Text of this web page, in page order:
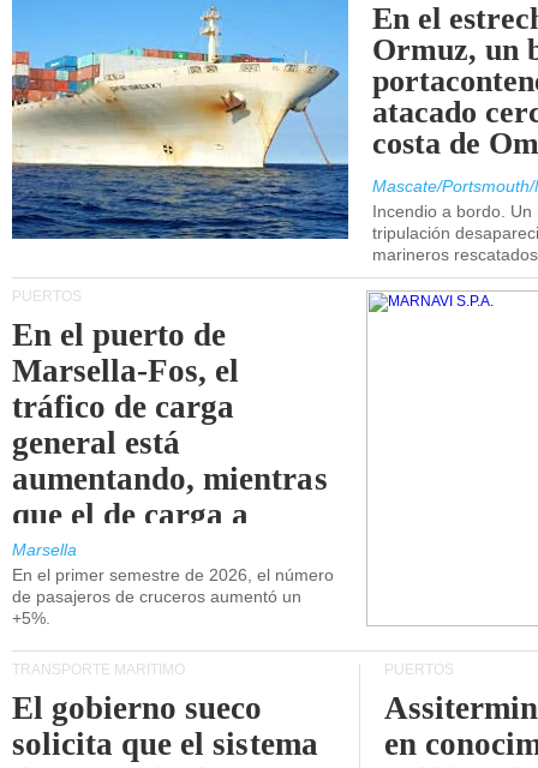
En el
Ormuz, un
atacado
costa de
Mascate/
Incendio a bordo.
tripulación
marineros
PUERTOS
En el puerto de
Marsella-Fos, el
tráfico de carga
general está
aumentando, mientras
que el de carga a
granel está
disminuyendo.
Marsella
En el primer semestre de 2026, el número
de pasajeros de cruceros aumentó un
+5%.
TRANSPORTE MARÍTIMO
El gobierno sueco
solicita que el sistema
PUERTOS
en